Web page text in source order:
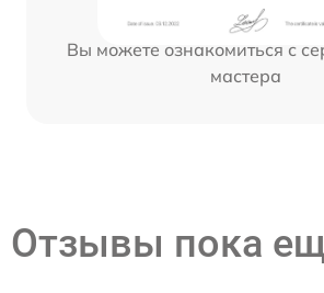
Вы можете ознакомиться с
мастера
Отзывы пока